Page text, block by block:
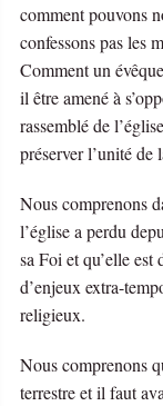
comment pouvons
confessons pas les
Comment un
il être amené à
rassemblé de
préserver l’unité de
Nous comprenons
l’église a perdu
sa Foi et qu’elle
d’enjeux extra-
religieux.
Nous comprenons
terrestre et il faut